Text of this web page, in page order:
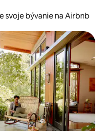
svoje bývanie na Airbnb